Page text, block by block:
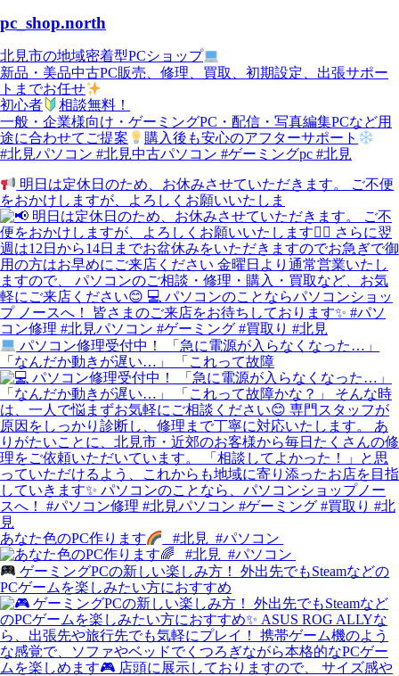
pc_shop.north
北見市の地域密着型PCショップ
新品・美品中古PC販売、修理、買取、初期設定、出張サポー
トまでお任せ
初心者
相談無料！
一般・企業様向け・ゲーミングPC・配信・写真編集PCなど用
途に合わせてご提案
購入後も安心のアフターサポート
#北見パソコン #北見中古パソコン #ゲーミングpc #北見
明日は定休日のため、お休みさせていただきます。 ご不便
をおかけしますが、よろしくお願いいたしま
パソコン修理受付中！ 「急に電源が入らなくなった…」
「なんだか動きが遅い…」 「これって故障
あなた色のPC作ります ⁡⁡ ⁡ #北見⁡ ⁡ #パソコン⁡ ⁡
ゲーミングPCの新しい楽しみ方！ 外出先でもSteamなどの
PCゲームを楽しみたい方におすすめ